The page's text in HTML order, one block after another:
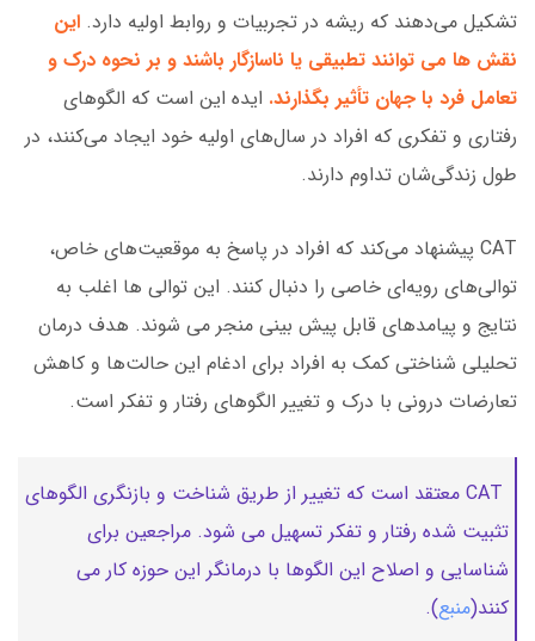
تشکیل می‌دهند که ریشه در تجربیات و روابط اولیه دارد. این
نقش ها می توانند تطبیقی یا ناسازگار باشند و بر نحوه درک و
تعامل فرد با جهان تأثیر بگذارند. ایده این است که الگوهای
رفتاری و تفکری که افراد در سال‌های اولیه خود ایجاد می‌کنند، در
طول زندگی‌شان تداوم دارند.
CAT پیشنهاد می‌کند که افراد در پاسخ به موقعیت‌های خاص،
توالی‌های رویه‌ای خاصی را دنبال کنند. این توالی ها اغلب به
نتایج و پیامدهای قابل پیش بینی منجر می شوند. هدف درمان
تحلیلی شناختی کمک به افراد برای ادغام این حالت‌ها و کاهش
تعارضات درونی با درک و تغییر الگوهای رفتار و تفکر است.
CAT معتقد است که تغییر از طریق شناخت و بازنگری الگوهای
تثبیت شده رفتار و تفکر تسهیل می شود. مراجعین برای
شناسایی و اصلاح این الگوها با درمانگر این حوزه کار می
کنند(منبع).